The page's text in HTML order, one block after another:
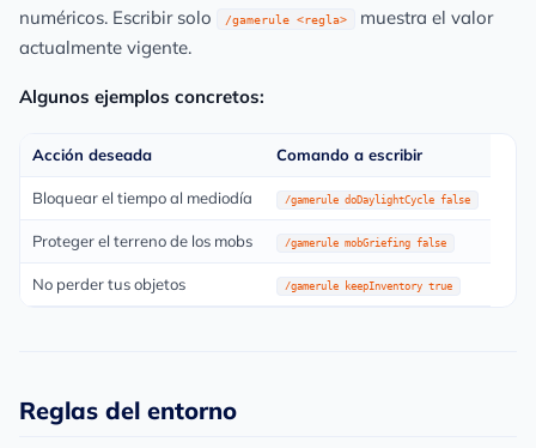
numéricos. Escribir solo
/gamerule <regla>
muestra el valor
actualmente vigente.
Algunos ejemplos concretos:
Acción deseada Comando a escribir
Bloquear el tiempo al mediodía /gamerule doDaylightCycle false
Proteger el terreno de los mobs /gamerule mobGriefing false
No perder tus objetos /gamerule keepInventory true
Reglas del entorno